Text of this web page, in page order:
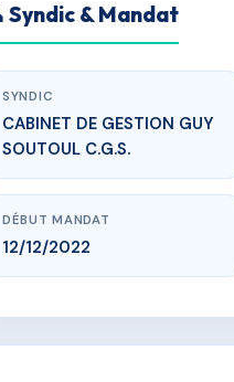
Syndic & Mandat
SYNDIC
CABINET DE GESTION GUY
SOUTOUL C.G.S.
DÉBUT MANDAT
12/12/2022